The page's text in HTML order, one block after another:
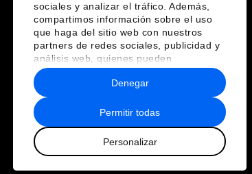
sociales y analizar el tráfico. Además,
compartimos información sobre el uso
que haga del sitio web con nuestros
partners de redes sociales, publicidad y
análisis web, quienes pueden
combinarla con otra información que les
haya proporcionado o que hayan
recopilado a partir del uso que haya
hecho de sus servicios.
Permitir todas
Personalizar
Denegar